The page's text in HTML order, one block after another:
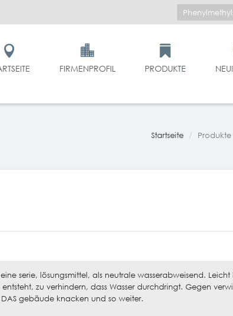
FIRMENPROFIL PRODUKTE
Startseite Produkte
serie, lösungsmittel, als neutrale wasserabweisend.
zu verhindern, dass Wasser durchdringt. Gegen
gebäude knacken und so weiter.